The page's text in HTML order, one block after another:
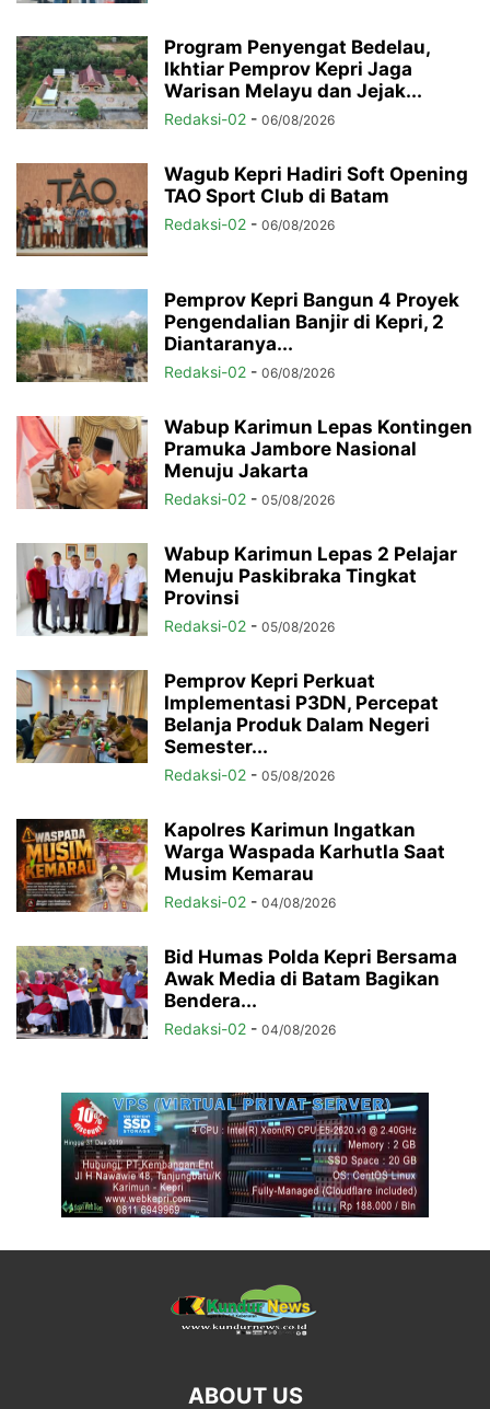
Program Penyengat Bedelau,
Ikhtiar Pemprov Kepri Jaga
Warisan Melayu dan Jejak...
Redaksi-02 - 06/08/2026
Wagub Kepri Hadiri Soft Opening
TAO Sport Club di Batam
Redaksi-02 - 06/08/2026
Pemprov Kepri Bangun 4 Proyek
Pengendalian Banjir di Kepri, 2
Diantaranya...
Redaksi-02 - 06/08/2026
Wabup Karimun Lepas Kontingen
Pramuka Jambore Nasional
Menuju Jakarta
Redaksi-02 - 05/08/2026
Wabup Karimun Lepas 2 Pelajar
Menuju Paskibraka Tingkat
Provinsi
Redaksi-02 - 05/08/2026
Pemprov Kepri Perkuat
Implementasi P3DN, Percepat
Belanja Produk Dalam Negeri
Semester...
Redaksi-02 - 05/08/2026
Kapolres Karimun Ingatkan
Warga Waspada Karhutla Saat
Musim Kemarau
Redaksi-02 - 04/08/2026
Bid Humas Polda Kepri Bersama
Awak Media di Batam Bagikan
Bendera...
Redaksi-02 - 04/08/2026
ABOUT US